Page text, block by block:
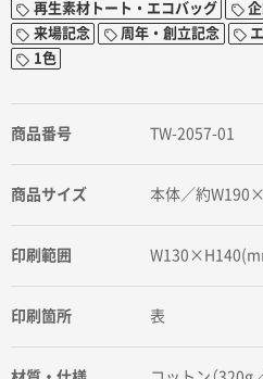
再生素材トート・エコバッグ
来場記念
周年・創立記念
1色
商品番号 TW-2057-01
商品サイズ 本体／約
印刷範囲
印刷箇所 表